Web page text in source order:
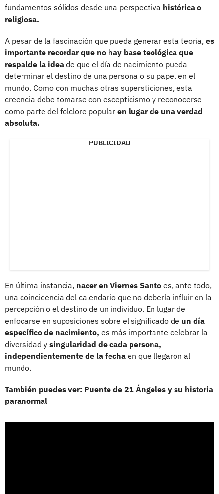
fundamentos sólidos desde una perspectiva histórica o
religiosa.
A pesar de la fascinación que pueda generar esta teoría, es
importante recordar que no hay base teológica que
respalde la idea de que el día de nacimiento pueda
determinar el destino de una persona o su papel en el
mundo. Como con muchas otras supersticiones, esta
creencia debe tomarse con escepticismo y reconocerse
como parte del folclore popular en lugar de una verdad
absoluta.
PUBLICIDAD
En última instancia, nacer en Viernes Santo es, ante todo,
una coincidencia del calendario que no debería influir en la
percepción o el destino de un individuo. En lugar de
enfocarse en suposiciones sobre el significado de un día
específico de nacimiento, es más importante celebrar la
diversidad y singularidad de cada persona,
independientemente de la fecha en que llegaron al
mundo.
También puedes ver: Puente de 21 Ángeles y su historia
paranormal